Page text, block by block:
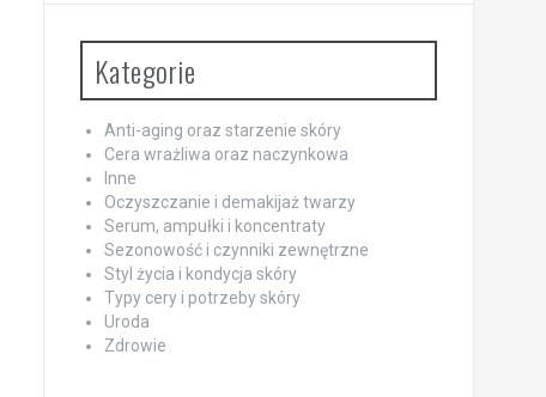
Kategorie
Anti-aging oraz starzenie skóry
Cera wrażliwa oraz naczynkowa
Inne
Oczyszczanie i demakijaż twarzy
Serum, ampułki i koncentraty
Sezonowość i czynniki zewnętrzne
Styl życia i kondycja skóry
Typy cery i potrzeby skóry
Uroda
Zdrowie